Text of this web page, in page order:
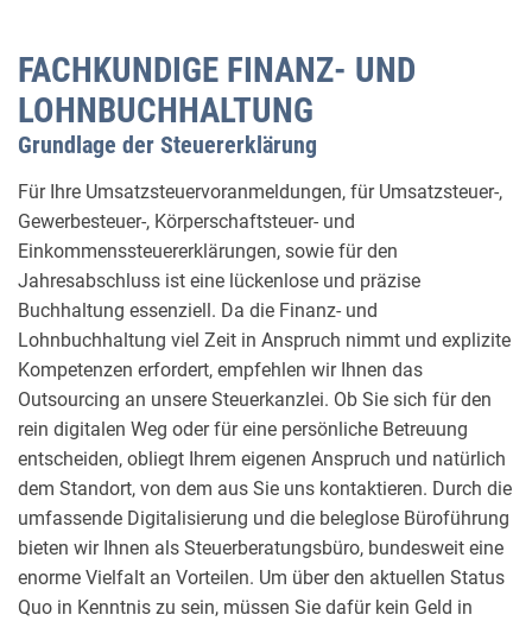
FACHKUNDIGE FINANZ- UND
LOHNBUCHHALTUNG
Grundlage der Steuererklärung
Für Ihre Umsatzsteuervoranmeldungen, für Umsatzsteuer-,
Gewerbesteuer-, Körperschaftsteuer- und
Einkommenssteuererklärungen, sowie für den
Jahresabschluss ist eine lückenlose und präzise
Buchhaltung essenziell. Da die Finanz- und
Lohnbuchhaltung viel Zeit in Anspruch nimmt und explizite
Kompetenzen erfordert, empfehlen wir Ihnen das
Outsourcing an unsere Steuerkanzlei. Ob Sie sich für den
rein digitalen Weg oder für eine persönliche Betreuung
entscheiden, obliegt Ihrem eigenen Anspruch und natürlich
dem Standort, von dem aus Sie uns kontaktieren. Durch die
umfassende Digitalisierung und die beleglose Büroführung
bieten wir Ihnen als Steuerberatungsbüro, bundesweit eine
enorme Vielfalt an Vorteilen. Um über den aktuellen Status
Quo in Kenntnis zu sein, müssen Sie dafür kein Geld in